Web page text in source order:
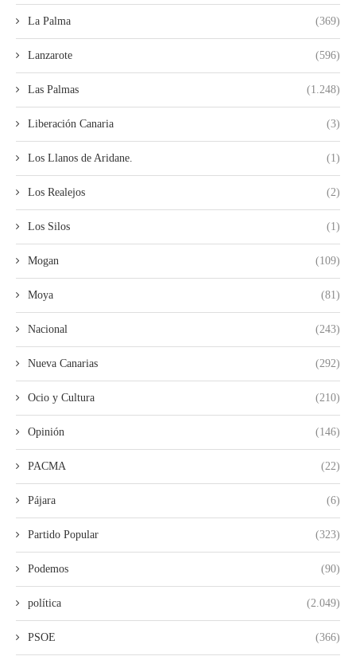
La Palma (369)
Lanzarote (596)
Las Palmas (1.248)
Liberación Canaria (3)
Los Llanos de Aridane. (1)
Los Realejos (2)
Los Silos (1)
Mogan (109)
Moya (81)
Nacional (243)
Nueva Canarias (292)
Ocio y Cultura (210)
Opinión (146)
PACMA (22)
Pájara (6)
Partido Popular (323)
Podemos (90)
política (2.049)
PSOE (366)